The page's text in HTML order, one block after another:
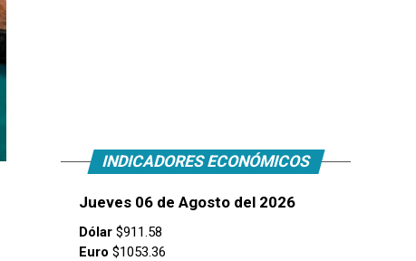
INDICADORES ECONÓMICOS
Jueves 06 de Agosto del 2026
Dólar $911.58
Euro $1053.36